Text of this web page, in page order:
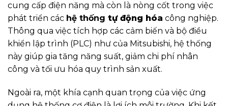
cung cấp điện năng mà còn là nòng cốt trong việc
phát triển các hệ thống tự động hóa công nghiệp.
Thông qua việc tích hợp các cảm biến và bộ điều
khiển lập trình (PLC) như của Mitsubishi, hệ thống
này giúp gia tăng năng suất, giảm chi phí nhân
công và tối ưu hóa quy trình sản xuất.
Ngoài ra, một khía cạnh quan trọng của việc ứng